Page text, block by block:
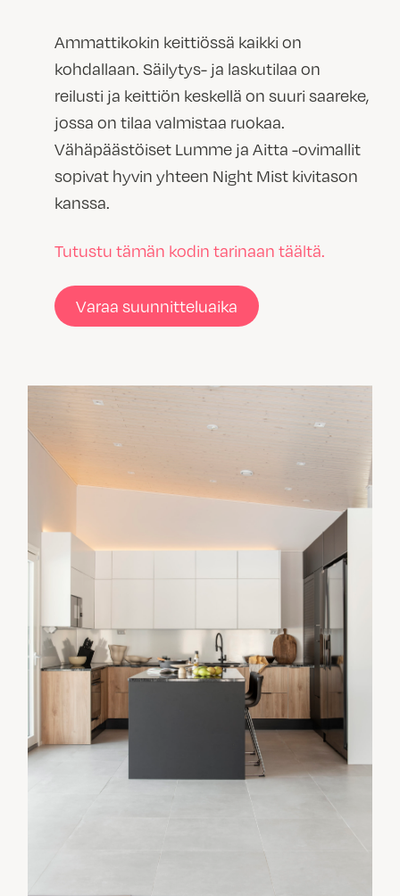
Ammattikokin keittiössä kaikki on
kohdallaan. Säilytys- ja laskutilaa on
reilusti ja keittiön keskellä on suuri saareke,
jossa on tilaa valmistaa ruokaa.
Vähäpäästöiset Lumme ja Aitta -ovimallit
sopivat hyvin yhteen Night Mist kivitason
kanssa.
Tutustu tämän kodin tarinaan täältä.
Varaa suunnitteluaika